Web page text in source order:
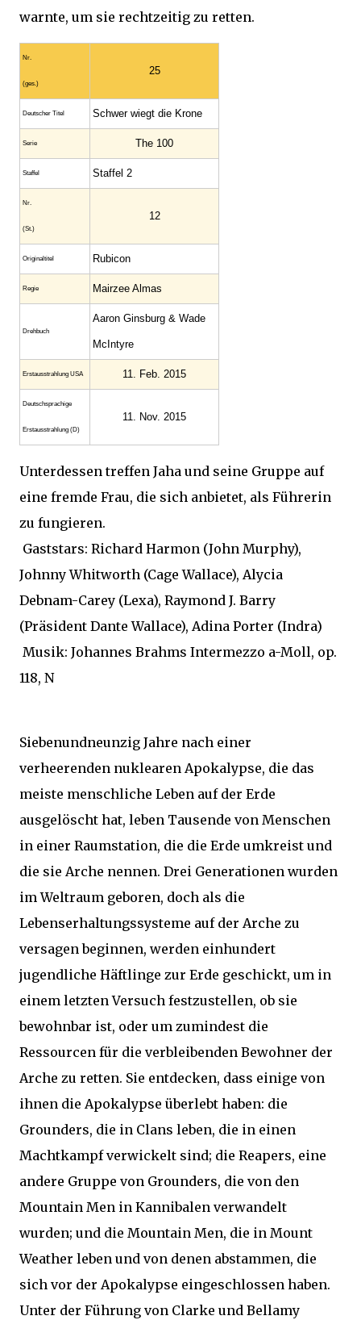
warnte, um sie rechtzeitig zu retten.
Nr.
(ges.)
25
Deutscher Titel Schwer wiegt die Krone
Serie The 100
Staffel Staffel 2
Nr.
(St.)
12
Original­titel Rubicon
Regie Mairzee Almas
Drehbuch
Aaron Ginsburg & Wade
McIntyre
Erstaus­strahlung USA 11. Feb. 2015
Deutsch­sprachige
Erstaus­strahlung (D)
11. Nov. 2015
Unterdessen treffen Jaha und seine Gruppe auf
eine fremde Frau, die sich anbietet, als Führerin
zu fungieren.
Gaststars: Richard Harmon (John Murphy),
Johnny Whitworth (Cage Wallace), Alycia
Debnam-Carey (Lexa), Raymond J. Barry
(Präsident Dante Wallace), Adina Porter (Indra)
Musik: Johannes Brahms Intermezzo a-Moll, op.
118, N
Siebenundneunzig Jahre nach einer
verheerenden nuklearen Apokalypse, die das
meiste menschliche Leben auf der Erde
ausgelöscht hat, leben Tausende von Menschen
in einer Raumstation, die die Erde umkreist und
die sie Arche nennen. Drei Generationen wurden
im Weltraum geboren, doch als die
Lebenserhaltungssysteme auf der Arche zu
versagen beginnen, werden einhundert
jugendliche Häftlinge zur Erde geschickt, um in
einem letzten Versuch festzustellen, ob sie
bewohnbar ist, oder um zumindest die
Ressourcen für die verbleibenden Bewohner der
Arche zu retten. Sie entdecken, dass einige von
ihnen die Apokalypse überlebt haben: die
Grounders, die in Clans leben, die in einen
Machtkampf verwickelt sind; die Reapers, eine
andere Gruppe von Grounders, die von den
Mountain Men in Kannibalen verwandelt
wurden; und die Mountain Men, die in Mount
Weather leben und von denen abstammen, die
sich vor der Apokalypse eingeschlossen haben.
Unter der Führung von Clarke und Bellamy